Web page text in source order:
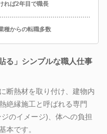
れば2年目で職長
種からの転職多数
る」シンプルな職人仕事
断熱材を取り付け、建物内
絶縁施工と呼ばれる専門
のイメージ)、体への負担
本です。